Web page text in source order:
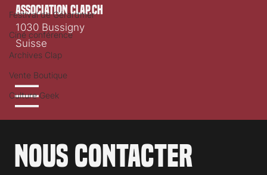
Festival de Gérardmer
Ciné conférence
Archives Clap
Vente Boutique
Culture Geek
Nous contacter
association clap.ch
1030 Bussigny
Suisse